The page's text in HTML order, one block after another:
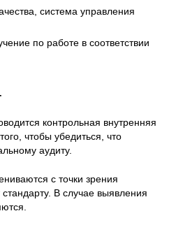
система управления
по работе в соответствии
контрольная внутренняя
чтобы убедиться, что
аудиту.
с точки зрения
В случае выявления